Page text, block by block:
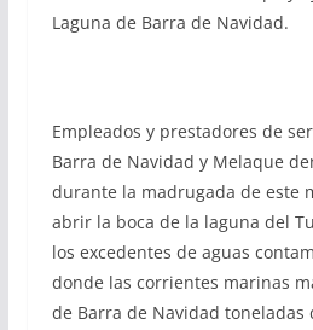
Laguna de Barra de Navidad.
Empleados y prestadores de
Barra de Navidad y Melaque
durante la madrugada de este
abrir la boca de la laguna del
los excedentes de aguas
donde las corrientes marinas
de Barra de Navidad toneladas